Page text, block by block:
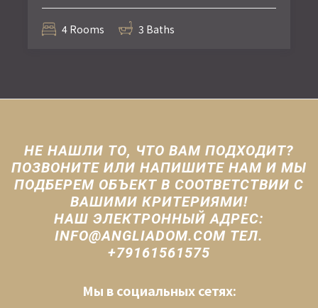
4 Rooms 3 Baths
НЕ НАШЛИ ТО, ЧТО ВАМ ПОДХОДИТ?
ПОЗВОНИТЕ ИЛИ НАПИШИТЕ НАМ И МЫ
ПОДБЕРЕМ ОБЪЕКТ В СООТВЕТСТВИИ С
ВАШИМИ КРИТЕРИЯМИ!
НАШ ЭЛЕКТРОННЫЙ АДРЕС:
INFO@ANGLIADOM.COM ТЕЛ.
+79161561575
Мы в социальных сетях: